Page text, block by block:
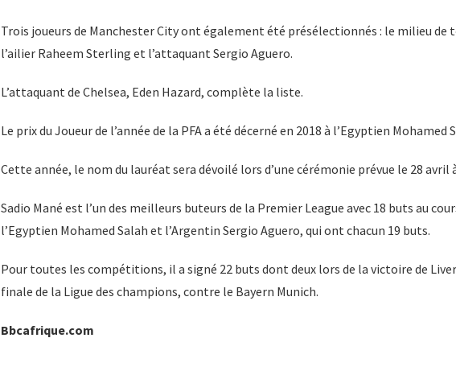
Trois joueurs de Manchester City ont également été présélectionnés : le milieu de
l’ailier Raheem Sterling et l’attaquant Sergio Aguero.
L’attaquant de Chelsea, Eden Hazard, complète la liste.
Le prix du Joueur de l’année de la PFA a été décerné en 2018 à l’Egyptien Mohamed
Cette année, le nom du lauréat sera dévoilé lors d’une cérémonie prévue le 28 avril
Sadio Mané est l’un des meilleurs buteurs de la Premier League avec 18 buts au
l’Egyptien Mohamed Salah et l’Argentin Sergio Aguero, qui ont chacun 19 buts.
Pour toutes les compétitions, il a signé 22 buts dont deux lors de la victoire de
finale de la Ligue des champions, contre le Bayern Munich.
Bbcafrique.com